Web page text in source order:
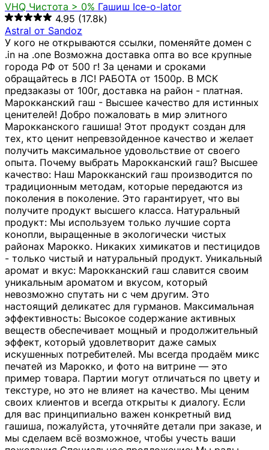
VHQ Чистота > 0% Гашиш Ice-o-lator
4.95 (17.8k)
Astral от Sandoz
У кого не открываются ссылки, поменяйте домен с
.in на .one Возможна доставка опта во все крупные
города РФ от 500 г! За ценами и сроками
обращайтесь в ЛС! РАБОТА от 1500р. В МСК
предзаказы от 100г, доставка на район - платная.
Марокканский гаш - Высшее качество для истинных
ценителей! Добро пожаловать в мир элитного
Марокканского гашиша! Этот продукт создан для
тех, кто ценит непревзойденное качество и желает
получить максимальное удовольствие от своего
опыта. Почему выбрать Марокканский гаш? Высшее
качество: Наш Марокканский гаш производится по
традиционным методам, которые передаются из
поколения в поколение. Это гарантирует, что вы
получите продукт высшего класса. Натуральный
продукт: Мы используем только лучшие сорта
конопли, выращенные в экологически чистых
районах Марокко. Никаких химикатов и пестицидов
- только чистый и натуральный продукт. Уникальный
аромат и вкус: Марокканский гаш славится своим
уникальным ароматом и вкусом, который
невозможно спутать ни с чем другим. Это
настоящий деликатес для гурманов. Максимальная
эффективность: Высокое содержание активных
веществ обеспечивает мощный и продолжительный
эффект, который удовлетворит даже самых
искушенных потребителей. Мы всегда продаём микс
печатей из Марокко, и фото на витрине — это
пример товара. Партии могут отличаться по цвету и
текстуре, но это не влияет на качество. Мы ценим
своих клиентов и всегда открыты к диалогу. Если
для вас принципиально важен конкретный вид
гашиша, пожалуйста, уточняйте детали при заказе, и
мы сделаем всё возможное, чтобы учесть ваши